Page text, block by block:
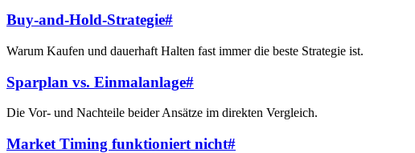
Buy-and-Hold-Strategie#
Warum Kaufen und dauerhaft Halten fast immer die beste Strategie ist.
Sparplan vs. Einmalanlage#
Die Vor- und Nachteile beider Ansätze im direkten Vergleich.
Market Timing funktioniert nicht#